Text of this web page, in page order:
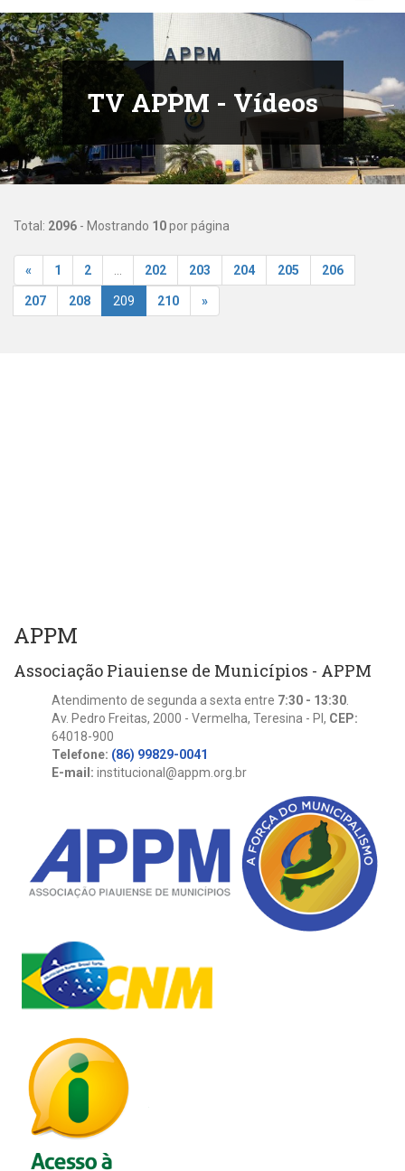
TV APPM - Vídeos
Total: 2096 - Mostrando 10por página
« 1 2 202 203 204 205 206
207 208 209 210 »
APPM
Associação Piauiense de Municípios - APPM
Atendimento de segunda a sexta entre 7:30 - 13:30
Av. Pedro Freitas, 2000 - Vermelha, Teresina - PI, CEP:
64018-900
Telefone: (86) 99829-0041
E-mail: institucional@appm.org.br